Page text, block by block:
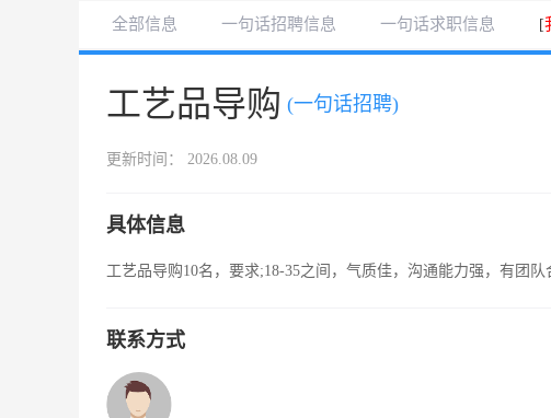
全部信息 一句话招聘信息 一句话求职信息 [
工艺品导购 (一句话招聘)
更新时间： 2026.08.09
具体信息
工艺品导购10名，要求;18-35之间，气质佳，沟通能力强，有团
联系方式